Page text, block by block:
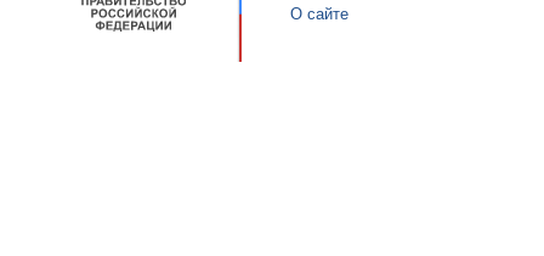
О сайте